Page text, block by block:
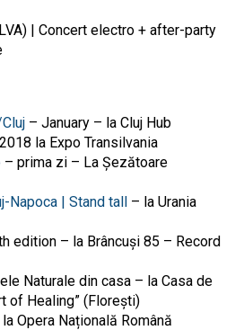
| Concert electro + after-party
– January – la Cluj Hub
la Expo Transilvania
– prima zi – La Șezătoare
Napoca | Stand tall – la Urania
edition – la Brâncuși 85 – Record
Naturale din casa – la Casa de
of Healing” (Florești)
Opera Națională Română